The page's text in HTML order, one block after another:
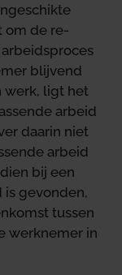
om de re-
blijvend
werk, ligt het
arbeid
daarin niet
arbeid
bij een
is gevonden,
tussen
werknemer in